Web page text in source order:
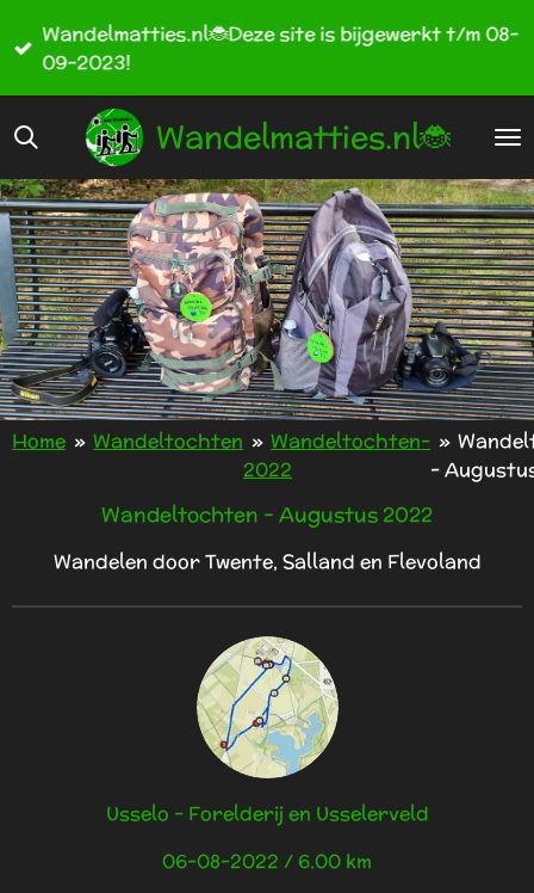
direct
hoofdinhoud
Wandelmatties.nl🐞
Wandelmatties.nl🐞Deze site is bijgewerkt t/m 08-
09-2023!
Home » Wandeltochten » Wandeltochten-
2022
»
-
Wandeltochten - Augustus 2022
Wandelen door Twente, Salland en Flevoland
Usselo - Forelderij en Usselerveld
06-08-2022 / 6.00 km